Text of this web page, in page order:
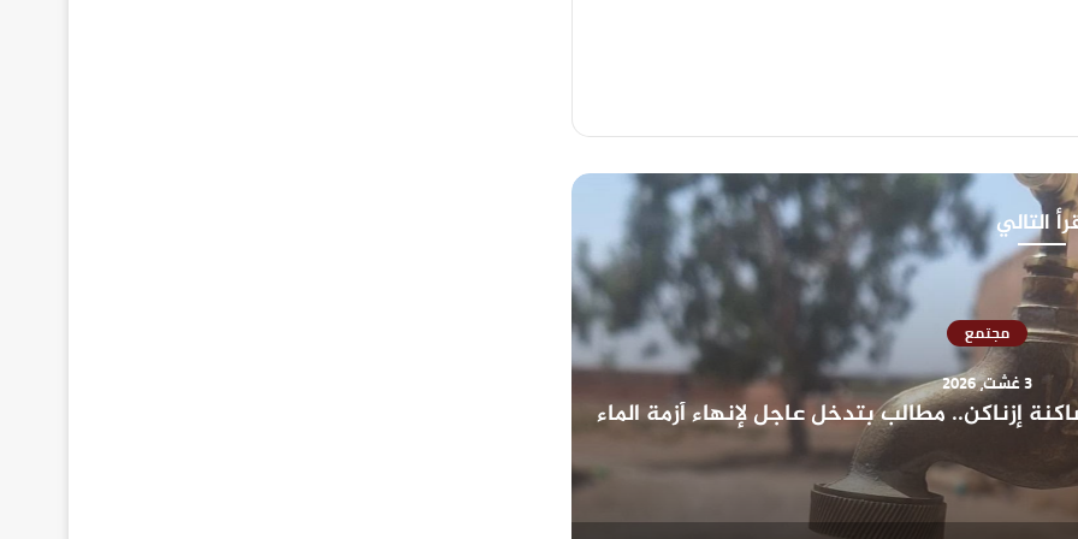
التالي
مجتمع
مطالب بتدخل عاجل لإنهاء أزمة الماء